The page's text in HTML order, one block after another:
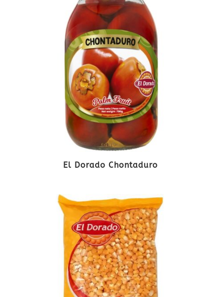
El Dorado Chontaduro